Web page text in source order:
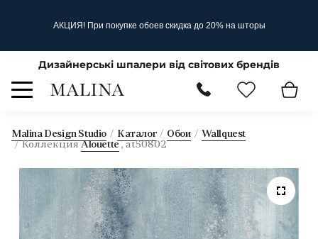
АКЦИЯ! При покупке обоев скидка до 20% на шторы
Дизайнерські шпалери від світових брендів
Malina Design Studio Каталог Обои
Wallquest
Коллекция Alouette , at50802